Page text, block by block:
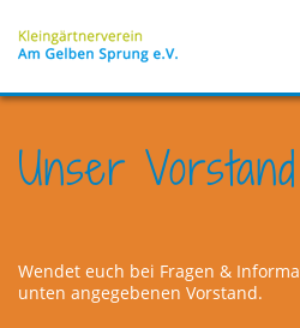
Unser Vorstand
Wendet euch bei Fragen &
unten angegebenen Vorstand.